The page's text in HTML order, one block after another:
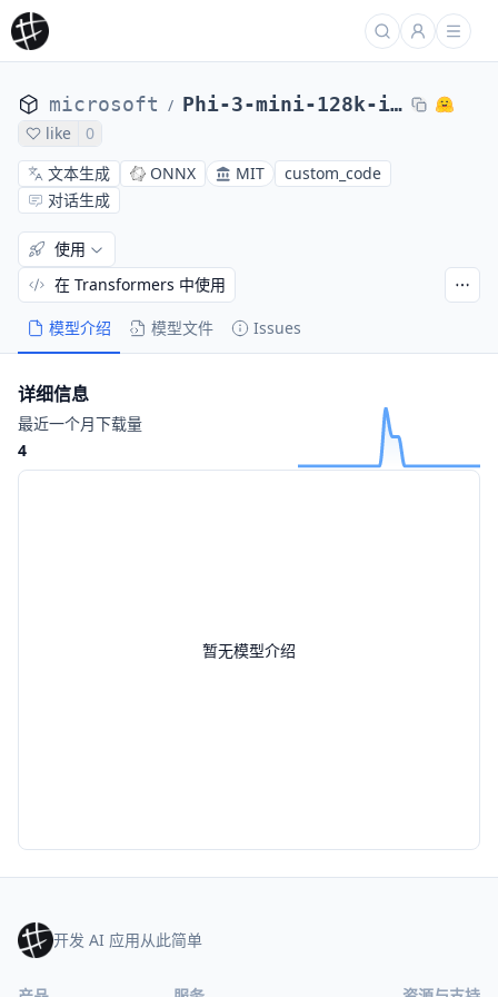
microsoft / Phi-3-mini-128k-instruct-onnx
like
0
文本生成
ONNX MIT
custom_code
对话生成
模型介绍 模型文件 Issues
使用
在 Transformers 中使用
暂无模型介绍
详细信息
最近一个月下载量
4
开发 AI 应用从此简单